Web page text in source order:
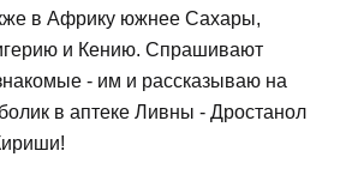
в Африку южнее Сахары,
и Кению. Спрашивают
- им и рассказываю на
в аптеке Ливны - Дростанол